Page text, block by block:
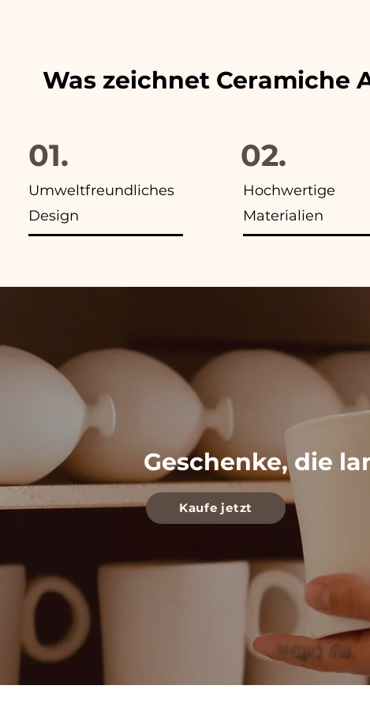
Was zeichnet Ceramiche
01.
Umweltfreundliches
Design
02.
Hochwertige
Materialien
Geschenke, die
Kaufe jetzt